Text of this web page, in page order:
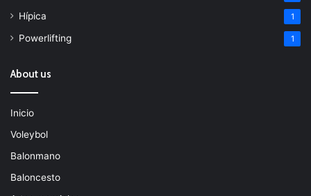
Hípica 1
Powerlifting 1
About us
Inicio
Voleybol
Balonmano
Baloncesto